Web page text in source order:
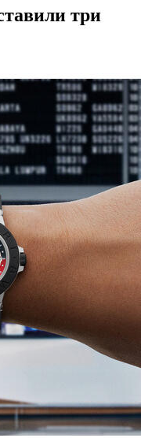
три